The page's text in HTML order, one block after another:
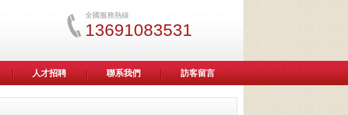
全國服務熱線
13691083531
人才招聘 聯系我們 訪客留言